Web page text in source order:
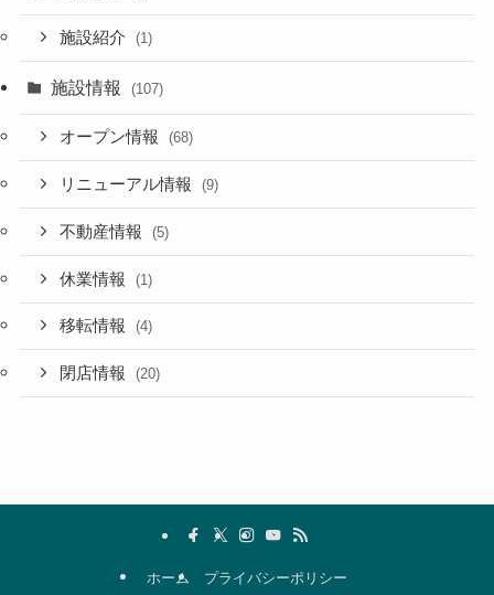
施設紹介 (1)
施設情報 (107)
オープン情報 (68)
リニューアル情報 (9)
不動産情報 (5)
休業情報 (1)
移転情報 (4)
閉店情報 (20)
ホーム プライバシーポリシー